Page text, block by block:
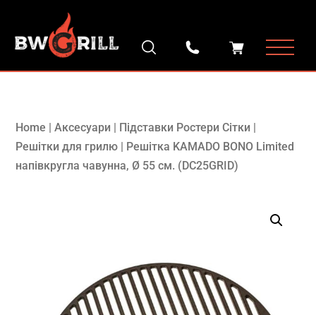
Home |Аксесуари | Підставки Ростери Сітки |
Решітки для грилю | Решітка KAMADO BONO Limited
напівкругла чавунна, Ø 55 см. (DC25GRID)